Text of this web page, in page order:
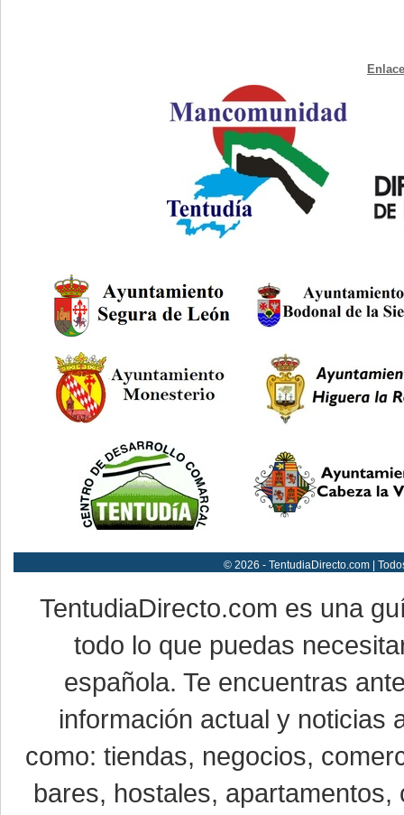
© 2026 - TentudiaDirecto.com |
TentudiaDirecto.com es una
todo lo que puedas
española. Te encuentras
información actual y noticias
como: tiendas, negocios,
bares, hostales,